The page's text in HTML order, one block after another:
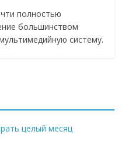
полностью
большинством
систему.
целый месяц